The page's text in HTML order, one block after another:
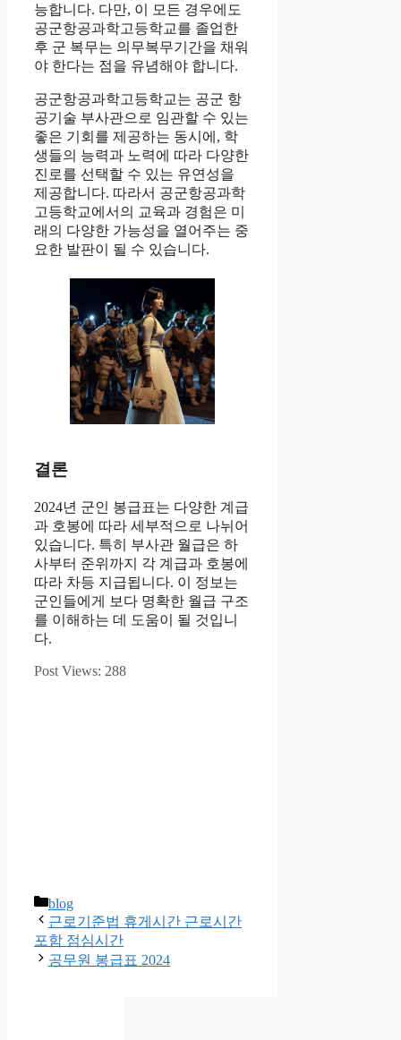
능합니다. 다만, 이 모든 경우에도
공군항공과학고등학교를 졸업한
후 군 복무는 의무복무기간을 채워
야 한다는 점을 유념해야 합니다.
공군항공과학고등학교는 공군 항
공기술 부사관으로 임관할 수 있는
좋은 기회를 제공하는 동시에, 학
생들의 능력과 노력에 따라 다양한
진로를 선택할 수 있는 유연성을
제공합니다. 따라서 공군항공과학
고등학교에서의 교육과 경험은 미
래의 다양한 가능성을 열어주는 중
요한 발판이 될 수 있습니다.
결론
2024년 군인 봉급표는 다양한 계급
과 호봉에 따라 세부적으로 나뉘어
있습니다. 특히 부사관 월급은 하
사부터 준위까지 각 계급과 호봉에
따라 차등 지급됩니다. 이 정보는
군인들에게 보다 명확한 월급 구조
를 이해하는 데 도움이 될 것입니
다.
Post Views: 288
카
테
고
리
blog
근로기준법 휴게시간 근로시간
포함 점심시간
공무원 봉급표 2024